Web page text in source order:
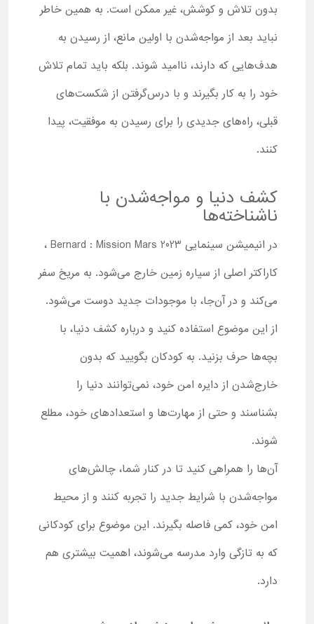
بدون تلاش و کوشش، غیر ممکن است. به همین خاطر
نباید بعد از مواجه‌شدن با اولین مانع، از رسیدن به
هدف‌هایی که دارند، ناامید شوند. بلکه باید تمام تلاش
خود را به کار بگیرند و با درس‌گرفتن از شکست‌های
قبلی، راه‌های جدیدی را برای رسیدن به موفقیت، پیدا
کنند.
کشف دنیا و مواجه‌شدن با
ناشناخته‌ها
در انیمیشن سینمایی Bernard : Mission Mars 2023 ،
کاراکتر اصلی از سیاره زمین خارج می‌شود. به مریخ سفر
می‌کند و در آن‌جا، با موجودات جدید دوست می‌شود.
از این موضوع استفاده کنید و درباره کشف دنیا، با
بچه‌ها حرف بزنید. به کودکان بگویید که بدون
خارج‌شدن از دایره امن خود، نمی‌توانند دنیا را
بشناسند و حتی از مهارت‌ها و استعدادهای خود، مطلع
شوند.
آن‌ها را همراهی کنید تا در کنار شما، چالش‌های
مواجه‌شدن با شرایط جدید را تجربه کنند و از محیط
امن خود، کمی فاصله بگیرند. این موضوع برای کودکانی
که به ‌تازگی وارد مدرسه می‌شوند، اهمیت بیشتری هم
دارد.